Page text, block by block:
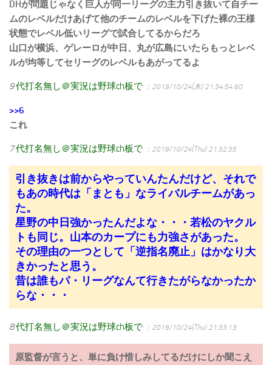
DHが問題じゃなく巨人が同一リーグの主力引き抜いて自チー
ムのレベルだけあげて他のチームのレベルを下げた裸の王様
状態でレベル低いリーグで試合してるからだろ
山口が横浜、ゲレーロが中日、丸が広島にいたらもっとレベ
ルが均等してセリーグのレベルもあがってるよ
9代打名無し＠実況は野球ch板で ：2019/10/24(木) 21:34:54.60
>>6
これ
7代打名無し＠実況は野球ch板で ：2019/10/24(Thu) 21:32:35
引き抜きは前からやっていんたんだけど、それで
もあの時代は「まとも」なライバルチームがあっ
た。
星野の中日強かったんだよな・・・若松のヤクル
トも同じ。山本のカープにも力強さがあった。
その理由の一つとして「逆指名廃止」はかなり大
きかったと思う。
昔は誰もパ・リーグなんて行きたがらなかったか
らな・・・
8代打名無し＠実況は野球ch板で ：2019/10/24(Thu) 21:33:13
原監督が言うと、単に負け惜しみしてるだけにしか聞こえ